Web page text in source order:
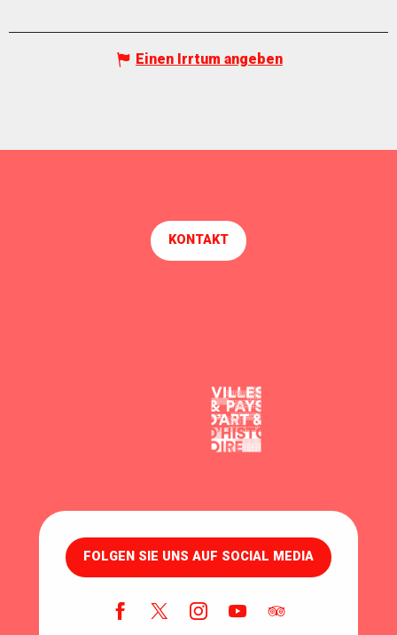
Einen Irrtum angeben
KONTAKT
FOLGEN SIE UNS AUF SOCIAL MEDIA